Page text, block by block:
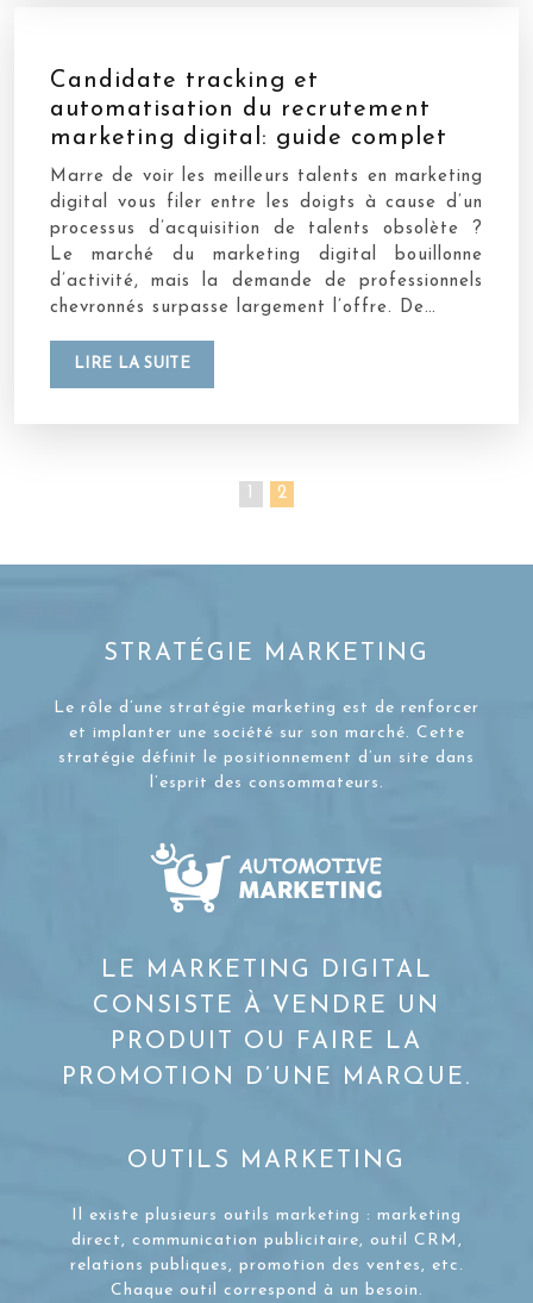
Candidate tracking et
automatisation du recrutement
marketing digital: guide complet
Marre de voir les meilleurs talents en marketing
digital vous filer entre les doigts à cause d’un
processus d’acquisition de talents obsolète ?
Le marché du marketing digital bouillonne
d’activité, mais la demande de professionnels
chevronnés surpasse largement l’offre. De…
LIRE LA SUITE
1 2
STRATÉGIE MARKETING
Le rôle d’une stratégie marketing est de renforcer
et implanter une société sur son marché. Cette
stratégie définit le positionnement d’un site dans
l’esprit des consommateurs.
LE MARKETING DIGITAL
CONSISTE À VENDRE UN
PRODUIT OU FAIRE LA
PROMOTION D’UNE MARQUE.
OUTILS MARKETING
Il existe plusieurs outils marketing : marketing
direct, communication publicitaire, outil CRM,
relations publiques, promotion des ventes, etc.
Chaque outil correspond à un besoin.